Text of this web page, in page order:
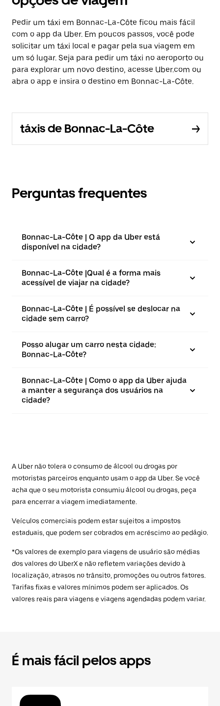
Pedir um táxi em Bonnac-La-Côte ficou mais fácil
com o app da Uber. Em poucos passos, você pode
solicitar um táxi local e pagar pela sua viagem em
um só lugar. Seja para pedir um táxi no aeroporto ou
para explorar um novo destino, acesse Uber.com ou
abra o app e insira o destino em Bonnac-La-Côte.
táxis de Bonnac-La-Côte
Perguntas frequentes
Bonnac-La-Côte | O app da Uber está
disponível na cidade?
Bonnac-La-Côte |⁠Qual é a forma mais
acessível de viajar na cidade?
Bonnac-La-Côte | É possível se deslocar na
cidade sem carro?
Posso alugar um carro nesta cidade:
Bonnac-La-Côte?
Bonnac-La-Côte | Como o app da Uber ajuda
a manter a segurança dos usuários na
cidade?
A Uber não tolera o consumo de álcool ou drogas por
motoristas parceiros enquanto usam o app da Uber. Se você
acha que o seu motorista consumiu álcool ou drogas, peça
para encerrar a viagem imediatamente.
Veículos comerciais podem estar sujeitos a impostos
estaduais, que podem ser cobrados em acréscimo ao pedágio.
*Os valores de exemplo para viagens de usuário são médias
dos valores do UberX e não refletem variações devido à
localização, atrasos no trânsito, promoções ou outros fatores.
Tarifas fixas e valores mínimos podem ser aplicados. Os
valores reais para viagens e viagens agendadas podem variar.
É mais fácil pelos apps